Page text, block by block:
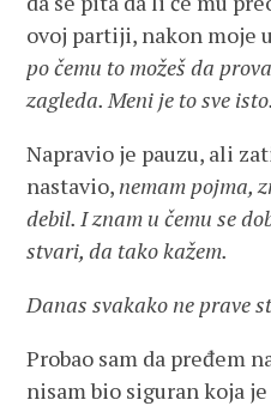
ovoj partiji, nakon moje
po čemu to možeš da
zagleda. Meni je to sve
Napravio je pauzu, ali
nastavio, nemam pojma,
debil. I znam u čemu se
stvari, da tako kažem.
Danas svakako ne prave
Probao sam da pređem
nisam bio siguran koja